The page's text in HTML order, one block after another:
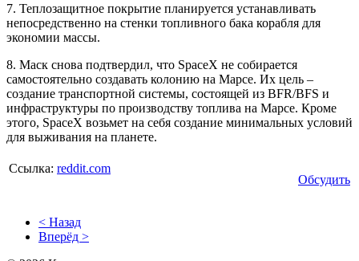
7. Теплозащитное покрытие планируется устанавливать
непосредственно на стенки топливного бака корабля для
экономии массы.
8. Маск снова подтвердил, что SpaceX не собирается
самостоятельно создавать колонию на Марсе. Их цель –
создание транспортной системы, состоящей из BFR/BFS и
инфраструктуры по производству топлива на Марсе. Кроме
этого, SpaceX возьмет на себя создание минимальных условий
для выживания на планете.
Ссылка: reddit.com
Обсудить
< Назад
Вперёд >